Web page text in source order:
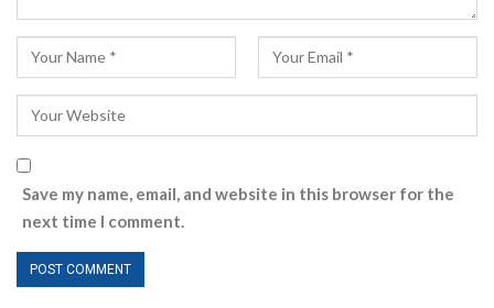
Save my name, email, and website in this browser for the
next time I comment.